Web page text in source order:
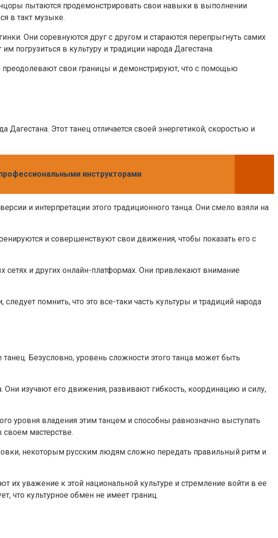
пытаются продемонстрировать свои навыки в выполнении
в такт музыке.
Они соревнуются друг с другом и стараются перепрыгнуть самих
погрузиться в культуру и традиции народа Дагестана.
преодолевают свои границы и демонстрируют, что с помощью
Этот танец отличается своей энергетикой, скоростью и
инструкторами
и интерпретации этого традиционного танца. Они смело взяли на
и совершенствуют свои движения, чтобы показать его с
сетях и других онлайн-платформах. Они привлекают внимание
помнить, что это все-таки часть культуры и традиций народа
Безусловно, уровень сложности этого танца может быть
Они изучают его движения, развивают гибкость, координацию и силу,
уровня владения этим танцем и способны равнозначно выступать
своем мастерстве.
некоторым русским людям сложно передать правильный ритм и
их уважение к этой национальной культуре и стремление войти в ее
что культурное обмен не имеет границ.